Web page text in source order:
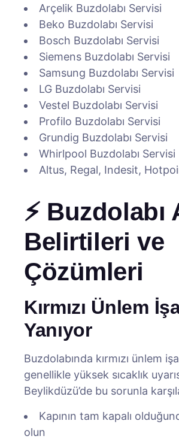
Arçelik Buzdolabı Servisi
Beko Buzdolabı Servisi
Bosch Buzdolabı Servisi
Siemens Buzdolabı Servisi
Samsung Buzdolabı Servisi
LG Buzdolabı Servisi
Vestel Buzdolabı Servisi
Profilo Buzdolabı Servisi
Grundig Buzdolabı Servisi
Whirlpool Buzdolabı Servisi
Altus, Regal, Indesit,
⚡ Buzdolabı
Belirtileri ve
Çözümleri
Kırmızı Ünlem
Yanıyor
Buzdolabında kırmızı ünlem
genellikle yüksek sıcaklık
Beylikdüzü’de bu sorunla
Kapının tam kapalı
olun